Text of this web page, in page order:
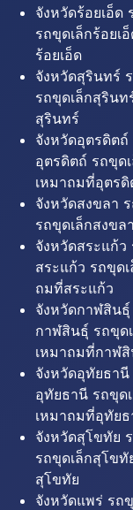
จังหวัดร้อยเอ็ด
รถขุดเล็กร้อยเ
ร้อยเอ็ด
จังหวัดสุรินทร์
รถขุดเล็กสุริน
สุรินทร์
จังหวัดอุตรดิต
อุตรดิตถ์ รถขุด
เหมาถมที่อุตรดิ
จังหวัดสงขลา
รถขุดเล็กสงขล
จังหวัดสระแก้ว
สระแก้ว รถขุด
ถมที่สระแก้ว
จังหวัดกาฬสิน
กาฬสินธุ์ รถขุด
เหมาถมที่กาฬ
จังหวัดอุทัยธา
อุทัยธานี รถขุด
เหมาถมที่อุทัย
จังหวัดสุโขทัย
รถขุดเล็กสุโข
สุโขทัย
จังหวัดแพร่ รถ